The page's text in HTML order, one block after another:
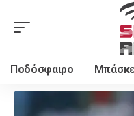
Ποδόσφαιρο